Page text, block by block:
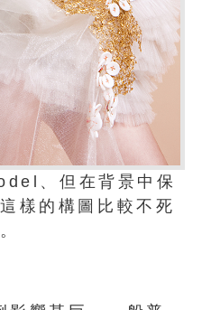
、但在背景中保
樣的構圖比較不死